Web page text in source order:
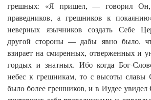
грешных: «Я пришел, — говорил
праведников, а грешников к
неверных язычников создать Себе
другой стороны — дабы явно было,
взирает на смиренных, отверженных и
гордых и знатных. Ибо когда Бог-
небес к грешникам, то с высоты славы
было более грешников, и в Иудее